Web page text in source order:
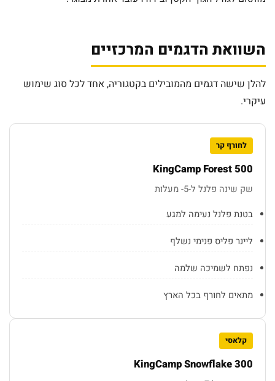
השוואת הדגמים המרכזיים
להלן שישה דגמים מהמובילים בקטגוריה, אחד לכל סוג שימוש
עיקרי.
לחורף קר
KingCamp Forest 500
שק שינה פלנל ל-5- מעלות
בטנת פלנל נעימה למגע
ליינר פליס פנימי נשלף
נפתח לשמיכה שלמה
מתאים לחורף בכל הארץ
קלאסי
KingCamp Snowflake 300